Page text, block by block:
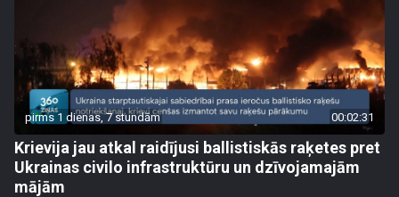
pirms 1 dienas, 7 stundām 00:02:31
Krievija jau atkal raidījusi ballistiskās raķetes pret
Ukrainas civilo infrastruktūru un dzīvojamajām
mājām